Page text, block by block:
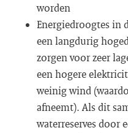
worden
Energiedroogtes in
een langdurig
zorgen voor zeer
een hogere
weinig wind
afneemt). Als dit
waterreserves door